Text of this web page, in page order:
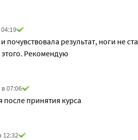
результат, ноги не
Рекомендую
07:06
принятия курса
12:32